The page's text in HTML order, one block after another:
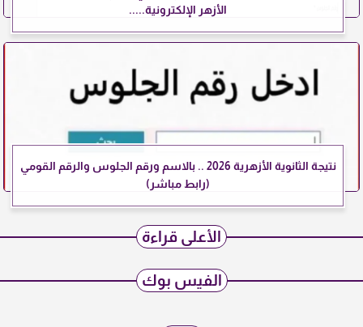
الأزهر الإلكترونية.....
نتيجة الثانوية الأزهرية 2026 .. بالاسم ورقم الجلوس والرقم القومي
(رابط مباشر)
الأعلى قراءة
الفيس بوك